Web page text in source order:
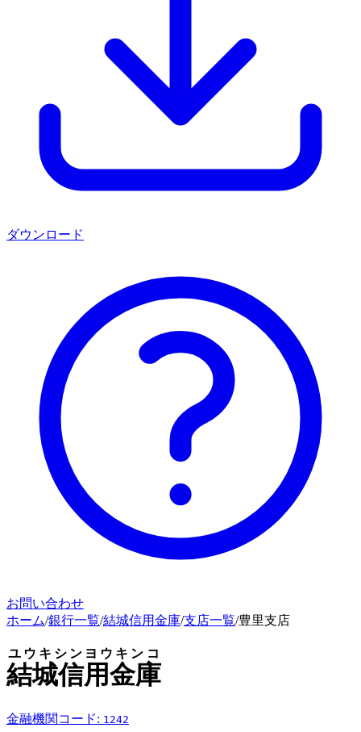
ダウンロード
お問い合わせ
ホーム/銀行一覧/結城信用金庫/支店一覧/豊里支店
結城信用金庫
ユウキシンヨウキンコ
金融機関コード: 1242